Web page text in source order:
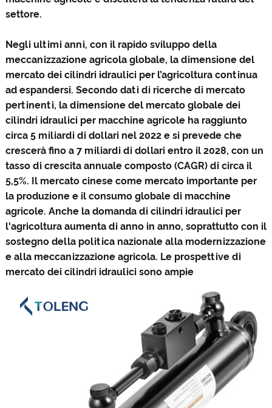
settore.
Negli ultimi anni, con il rapido sviluppo della
meccanizzazione agricola globale, la dimensione del
mercato dei cilindri idraulici per l’agricoltura continua
ad espandersi. Secondo dati di ricerche di mercato
pertinenti, la dimensione del mercato globale dei
cilindri idraulici per macchine agricole ha raggiunto
circa 5 miliardi di dollari nel 2022 e si prevede che
crescerà fino a 7 miliardi di dollari entro il 2028, con un
tasso di crescita annuale composto (CAGR) di circa il
5,5%. Il mercato cinese come mercato importante per
la produzione e il consumo globale di macchine
agricole. Anche la domanda di cilindri idraulici per
l'agricoltura aumenta di anno in anno, soprattutto con il
sostegno della politica nazionale alla modernizzazione
e alla meccanizzazione agricola. Le prospettive di
mercato dei cilindri idraulici sono ampie